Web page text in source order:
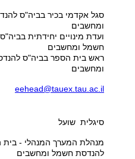
סגל אקדמי בכיר בביה"ס
ומחשבים
ועדת מינויים יחידתית
חשמל ומחשבים
ראש בית הספר בביה"ס
ומחשבים
eehead@tauex.tau.ac.il
סיגלית שועל
מנהלת המערך המנהלי - בית
להנדסת חשמל ומחשבים